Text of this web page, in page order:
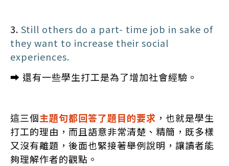
3. Still others do a part- time job in sake of
they want to increase their social
experiences.
➡️ 還有一些學生打工是為了增加社會經驗。
這三個主題句都回答了題目的要求 ，也就是學生
打工的理由，而且語意非常清楚、精簡，既多樣
又沒有離題，後面也緊接著舉例說明，讓讀者能
夠理解作者的觀點。